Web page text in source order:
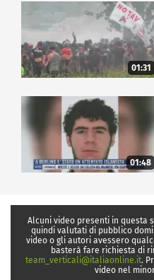
01:31
01:48
Alcuni video presenti in questa
quindi valutati di pubblico
video o gli autori avessero
basterà fare richiesta di
team_verticali@italiaonline.it.
video nel